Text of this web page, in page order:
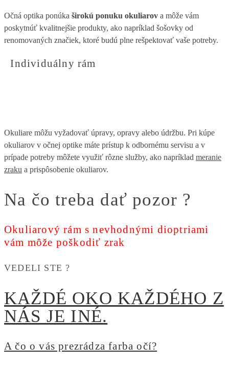
Očná optika ponúka širokú ponuku okuliarov a môže vám
poskytnúť kvalitnejšie produkty, ako napríklad šošovky od
renomovaných značiek, ktoré budú plne rešpektovať vaše potreby.
Individuálny rám
Okuliare môžu vyžadovať úpravy, opravy alebo údržbu. Pri kúpe
okuliarov v očnej optike máte prístup k odbornému servisu a v
prípade potreby môžete využiť rôzne služby, ako napríklad meranie
zraku a prispôsobenie okuliarov.
Na čo treba dať pozor ?
Okuliarový rám s nevhodnými dioptriami
vám môže poškodiť zrak
VEDELI STE ?
KAŽDÉ OKO KAŽDÉHO Z
NÁS JE INÉ.
A čo o vás prezrádza farba očí?